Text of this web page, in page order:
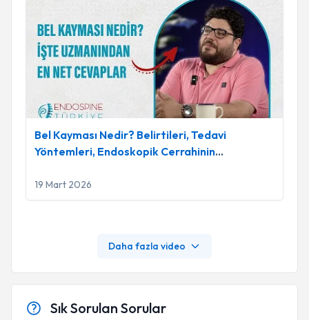
Bel Kayması Nedir? Belirtileri, Tedavi
Yöntemleri, Endoskopik Cerrahinin
19 Mart 2026
Daha fazla video
Sık Sorulan Sorular